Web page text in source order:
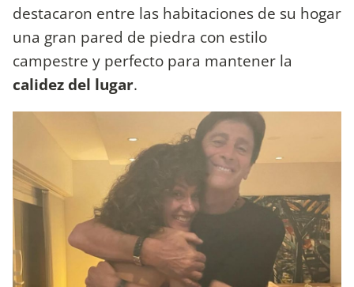
destacaron entre las habitaciones de su hogar
una gran pared de piedra con estilo
campestre y perfecto para mantener la
calidez del lugar.